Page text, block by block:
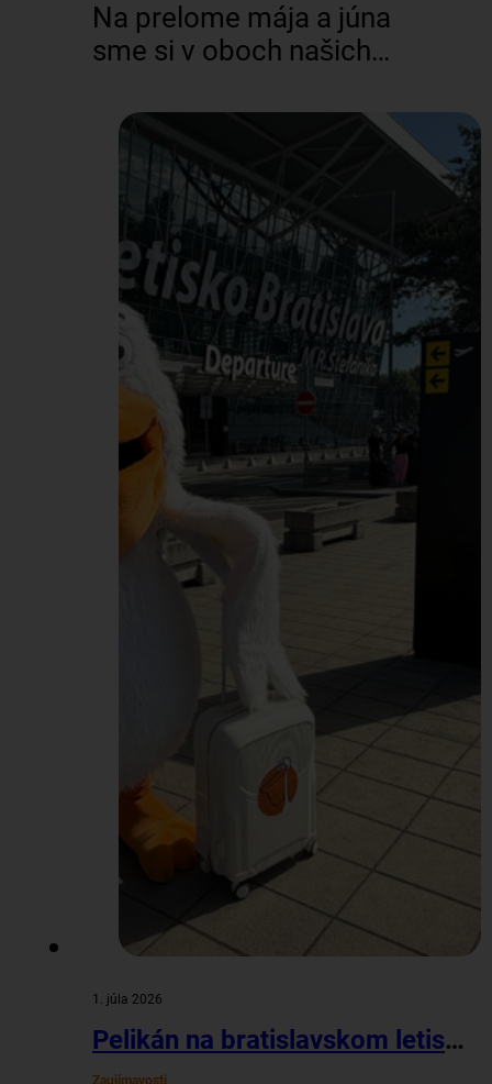
Na prelome mája a júna
sme si v oboch našich
dopriali trochu
starostlivosti o zdravie. V
spolupráci s poisťovňou
UNION sme zorganizovali
Deň zdravia, ktorý sme
spojili aj so zdravými a
vyváženými Peli
raňajkami od tímu
HR/Office. Do meraní v
rámci Dňa zdravia sa
naprieč celou našou
Pelikán Group zapojilo
spolu…
1. júla 2026
Pelikán na bratislavskom letisku
Zaujímavosti